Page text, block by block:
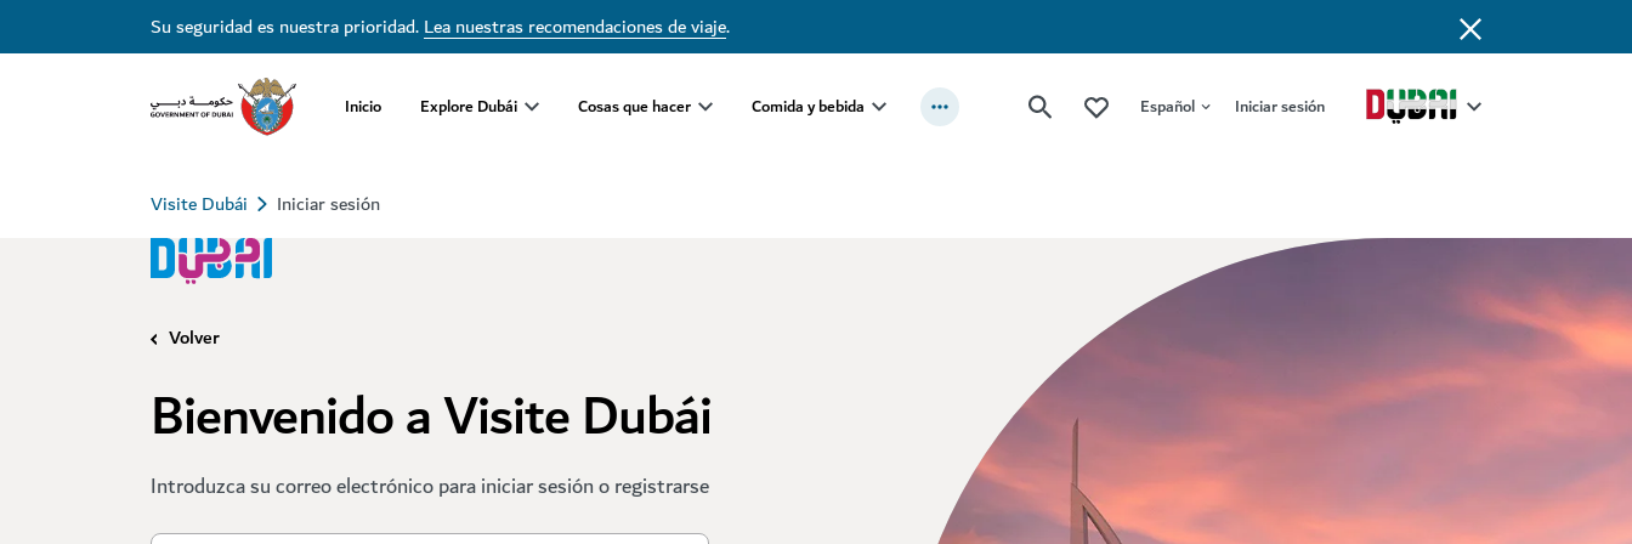
Su seguridad es nuestra prioridad.Lea nuestras recomendaciones de viaje.
Inicio Explore Dubái Cosas que hacer Comida y bebida Español Iniciar sesión
Visite Dubái Iniciar sesión
Volver
Bienvenido a Visite Dubái
Introduzca su correo electrónico para iniciar sesión o registrarse